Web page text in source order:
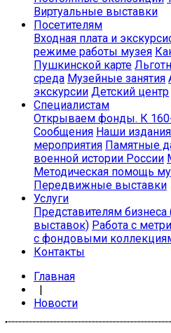
Виртуальные выставки
Посетителям
Входная плата и
режиме работы музея
Пушкинской карте
среда Музейные занятия
экскурсии Детский центр
Специалистам
Открываем фонды. К
Сообщения Наши издания
мероприятия Памятные
военной истории России
Методическая помощь
Передвижные выставки
Услуги
Представителям бизнеса
выставок) Работа с
с фондовыми
Контакты
Главная
|
Новости